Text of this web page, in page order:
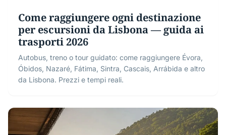
Come raggiungere ogni destinazione
per escursioni da Lisbona — guida ai
trasporti 2026
Autobus, treno o tour guidato: come raggiungere Évora,
Óbidos, Nazaré, Fátima, Sintra, Cascais, Arrábida e altro
da Lisbona. Prezzi e tempi reali.